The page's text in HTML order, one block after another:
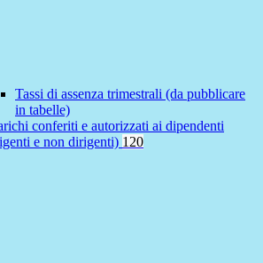
Tassi di assenza trimestrali (da pubblicare
in tabelle)
conferiti e autorizzati ai dipendenti
e non dirigenti) 120